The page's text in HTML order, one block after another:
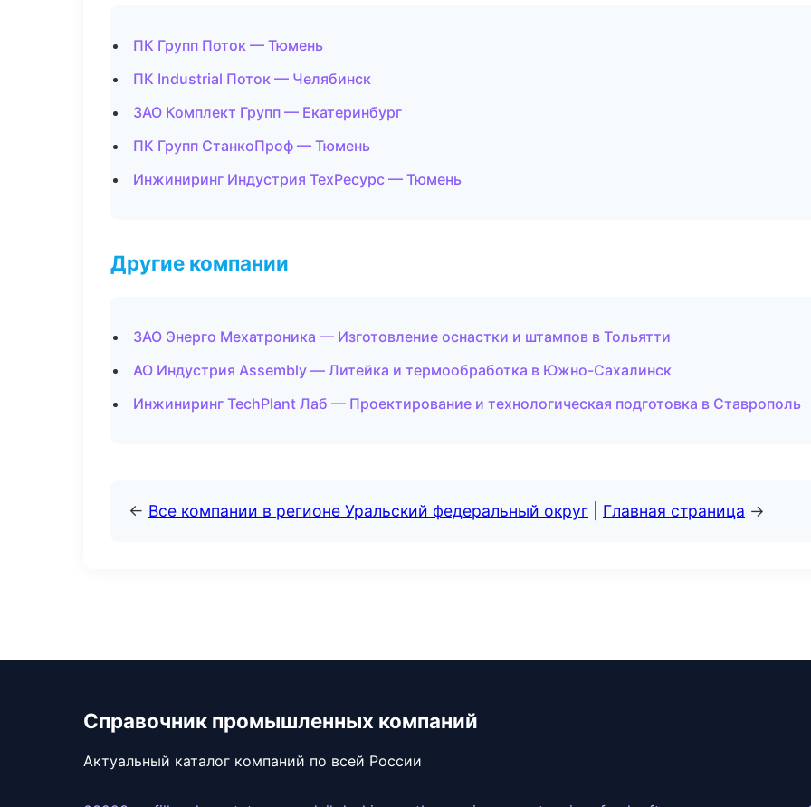
ПК Групп Поток — Тюмень
ПК Industrial Поток — Челябинск
ЗАО Комплект Групп — Екатеринбург
ПК Групп СтанкоПроф — Тюмень
Инжиниринг Индустрия ТехРесурс — Тюмень
Другие компании
ЗАО Энерго Мехатроника — Изготовление оснастки и штампов в Тольятти
АО Индустрия Assembly — Литейка и термообработка в Южно-Сахалинск
Инжиниринг TechPlant Лаб — Проектирование и технологическая подготовка в Ставрополь
← Все компании в регионе Уральский федеральный округ Главная страница →
Справочник промышленных компаний
Актуальный каталог компаний по всей России